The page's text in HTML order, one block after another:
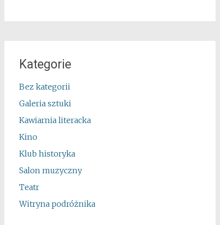
Kategorie
Bez kategorii
Galeria sztuki
Kawiarnia literacka
Kino
Klub historyka
Salon muzyczny
Teatr
Witryna podróżnika